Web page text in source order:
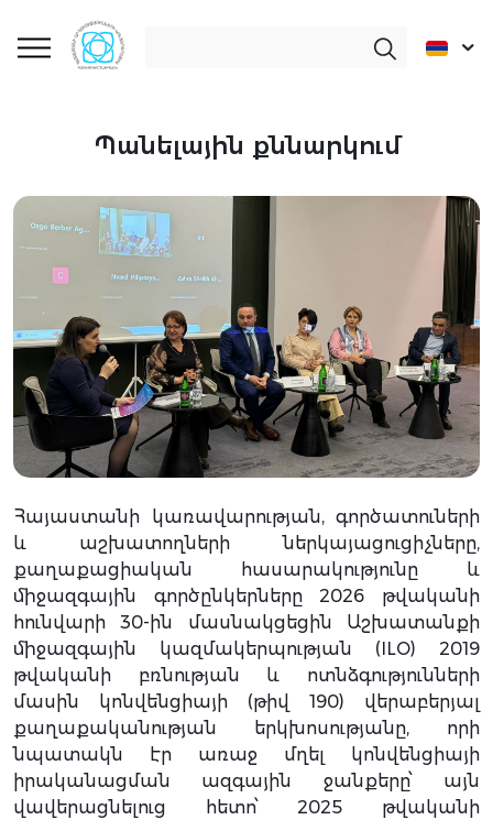
Պանելային քննարկում
Հայաստանի կառավարության, գործատուների
և աշխատողների ներկայացուցիչները,
քաղաքացիական հասարակությունը և
միջազգային գործընկերները 2026 թվականի
հունվարի 30-ին մասնակցեցին Աշխատանքի
միջազգային կազմակերպության (ILO) 2019
թվականի բռնության և ոտնձգությունների
մասին կոնվենցիայի (թիվ 190) վերաբերյալ
քաղաքականության երկխոսությանը, որի
նպատակն էր առաջ մղել կոնվենցիայի
իրականացման ազգային ջանքերը՝ այն
վավերացնելուց հետո՝ 2025 թվականի